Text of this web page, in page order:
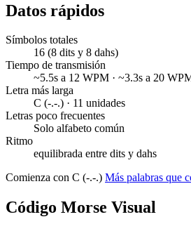
Datos rápidos
Símbolos totales
16 (8 dits y 8 dahs)
Tiempo de transmisión
~5.5s a 12 WPM · ~3.3s a 20
Letra más larga
C (-.-.) · 11 unidades
Letras poco frecuentes
Solo alfabeto común
Ritmo
equilibrada entre dits y dahs
Comienza con C (-.-.) Más palabras que
Código Morse Visual